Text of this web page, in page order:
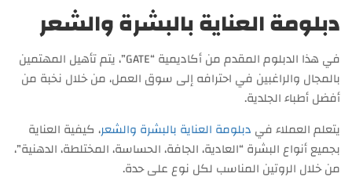
دبلومة العناية بالبشرة والشعر
في هذا الدبلوم المقدم من أكاديمية “GATE”، يتم تأهيل المهتمين
بالمجال والراغبين في احترافه إلى سوق العمل، من خلال نخبة من
أفضل أطباء الجلدية.
يتعلم العملاء في دبلومة العناية بالبشرة والشعر، كيفية العناية
بجميع أنواع البشرة “العادية، الجافة، الحساسة، المختلطة، الدهنية”،
من خلال الروتين المناسب لكل نوع على حدة.